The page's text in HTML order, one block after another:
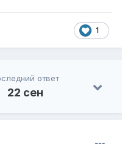
1
ответ
22 сен